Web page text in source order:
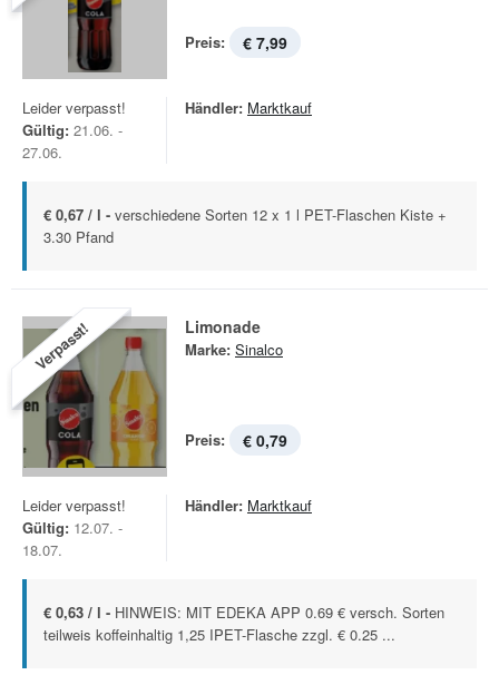
Preis: € 7,99
Leider verpasst!
Gültig: 21.06. -
27.06.
Händler: Marktkauf
€ 0,67 / l - verschiedene Sorten 12 x 1 l PET-Flaschen Kiste +
3.30 Pfand
Verpasst! Limonade
Marke: Sinalco
Preis: € 0,79
Leider verpasst!
Gültig: 12.07. -
18.07.
Händler: Marktkauf
€ 0,63 / l - HINWEIS: MIT EDEKA APP 0.69 € versch. Sorten
teilweis koffeinhaltig 1,25 IPET-Flasche zzgl. € 0.25 ...